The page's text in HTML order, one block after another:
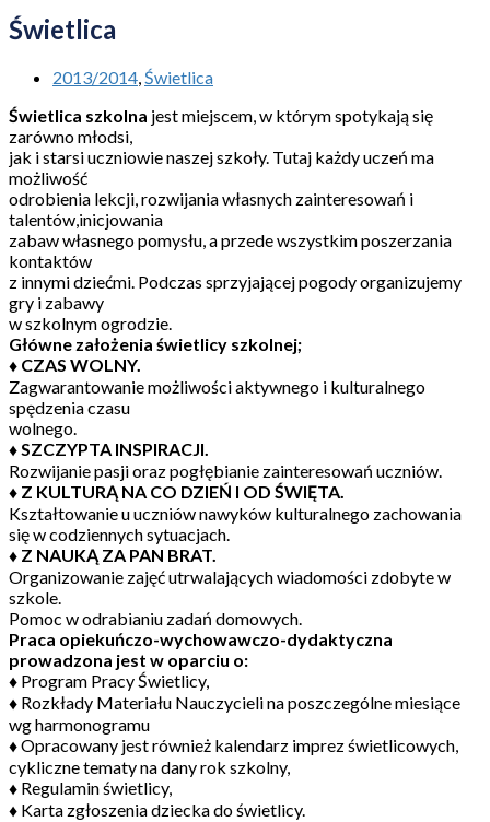
Świetlica
2013/2014,Świetlica
Świetlica szkolna jest miejscem, w którym spotykają się
zarówno młodsi,
jak i starsi uczniowie naszej szkoły. Tutaj każdy uczeń ma
możliwość
odrobienia lekcji, rozwijania własnych zainteresowań i
talentów,inicjowania
zabaw własnego pomysłu, a przede wszystkim poszerzania
kontaktów
z innymi dziećmi. Podczas sprzyjającej pogody organizujemy
gry i zabawy
w szkolnym ogrodzie.
Główne założenia świetlicy szkolnej;
♦ CZAS WOLNY.
Zagwarantowanie możliwości aktywnego i kulturalnego
spędzenia czasu
wolnego.
♦ SZCZYPTA INSPIRACJI.
Rozwijanie pasji oraz pogłębianie zainteresowań uczniów.
♦ Z KULTURĄ NA CO DZIEŃ I OD ŚWIĘTA.
Kształtowanie u uczniów nawyków kulturalnego zachowania
się w codziennych sytuacjach.
♦ Z NAUKĄ ZA PAN BRAT.
Organizowanie zajęć utrwalających wiadomości zdobyte w
szkole.
Pomoc w odrabianiu zadań domowych.
Praca opiekuńczo-wychowawczo-dydaktyczna
prowadzona jest w oparciu o:
♦ Program Pracy Świetlicy,
♦ Rozkłady Materiału Nauczycieli na poszczególne miesiące
wg harmonogramu
♦ Opracowany jest również kalendarz imprez świetlicowych,
cykliczne tematy na dany rok szkolny,
♦ Regulamin świetlicy,
♦ Karta zgłoszenia dziecka do świetlicy.